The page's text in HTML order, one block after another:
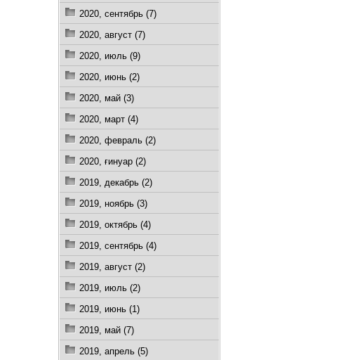
2020, сентябрь (7)
2020, август (7)
2020, июль (9)
2020, июнь (2)
2020, май (3)
2020, март (4)
2020, февраль (2)
2020, ғинуар (2)
2019, декабрь (2)
2019, ноябрь (3)
2019, октябрь (4)
2019, сентябрь (4)
2019, август (2)
2019, июль (2)
2019, июнь (1)
2019, май (7)
2019, апрель (5)